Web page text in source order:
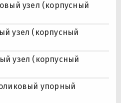
узел (корпусный
узел (корпусный
узел (корпусный
упорный